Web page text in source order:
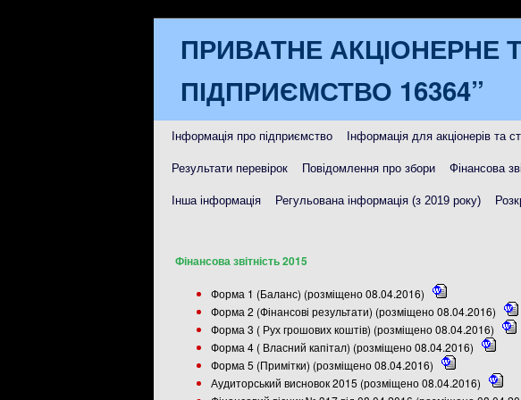
ПРИВАТНЕ АКЦІОНЕРНЕ
ПІДПРИЄМСТВО 16364”
Інформація про підприємство Інформація для акціонерів та
Результати перевірок Повідомлення про збори Фінансова
Інша інформація Регульована інформація (з 2019 року)
Фінансова звітність 2015
Форма 1 (Баланс) (розміщено 08.04.2016)
Форма 2 (Фінансові результати) (розміщено 08.04.2016)
Форма 3 ( Рух грошових коштів) (розміщено 08.04.2016)
Форма 4 ( Власний капітал) (розміщено 08.04.2016)
Форма 5 (Примітки) (розміщено 08.04.2016)
Аудиторський висновок 2015 (розміщено 08.04.2016)